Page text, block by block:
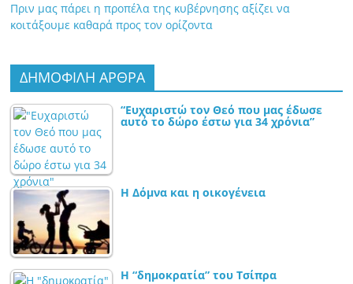
Πριν μας πάρει η προπέλα της κυβέρνησης αξίζει να
κοιτάξουμε καθαρά προς τον ορίζοντα
ΔΗΜΟΦΙΛΗ ΑΡΘΡΑ
“Ευχαριστώ τον Θεό που μας έδωσε
αυτό το δώρο έστω για 34 χρόνια”
Η Δόμνα και η οικογένεια
Η “δημοκρατία” του Τσίπρα